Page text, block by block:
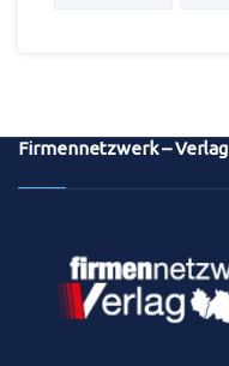
Firmennetzwerk – Verlag